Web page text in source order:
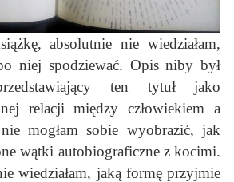
absolutnie nie wiedziałam,
niej spodziewać. Opis niby był
ten tytuł jako
relacji między człowiekiem a
mogłam sobie wyobrazić, jak
wątki autobiograficzne z kocimi.
wiedziałam, jaką formę przyjmie